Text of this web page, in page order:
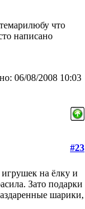
что
написано
06/08/2008 10:03
#23
на ёлку и
Зато подарки
шарики,